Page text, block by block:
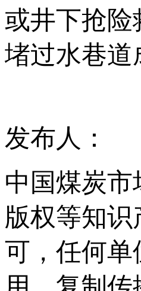
或井下抢险
堵过水巷
发布人：
中国煤炭
版权等知
可，任何单